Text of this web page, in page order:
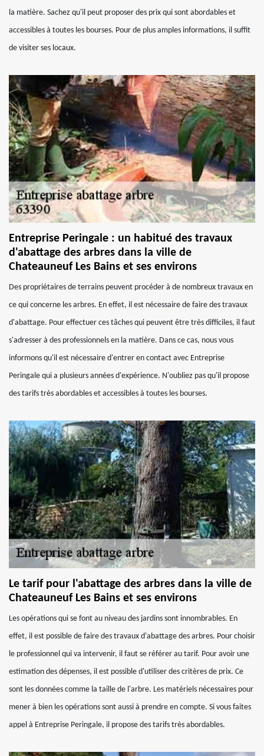
la matière. Sachez qu'il peut proposer des prix qui sont abordables et
accessibles à toutes les bourses. Pour de plus amples informations, il suffit
de visiter ses locaux.
Entreprise Peringale : un habitué des travaux
d'abattage des arbres dans la ville de
Chateauneuf Les Bains et ses environs
Des propriétaires de terrains peuvent procéder à de nombreux travaux en
ce qui concerne les arbres. En effet, il est nécessaire de faire des travaux
d'abattage. Pour effectuer ces tâches qui peuvent être très difficiles, il faut
s'adresser à des professionnels en la matière. Dans ce cas, nous vous
informons qu'il est nécessaire d'entrer en contact avec Entreprise
Peringale qui a plusieurs années d'expérience. N'oubliez pas qu'il propose
des tarifs très abordables et accessibles à toutes les bourses.
Le tarif pour l'abattage des arbres dans la ville de
Chateauneuf Les Bains et ses environs
Les opérations qui se font au niveau des jardins sont innombrables. En
effet, il est possible de faire des travaux d'abattage des arbres. Pour choisir
le professionnel qui va intervenir, il faut se référer au tarif. Pour avoir une
estimation des dépenses, il est possible d'utiliser des critères de prix. Ce
sont les données comme la taille de l'arbre. Les matériels nécessaires pour
mener à bien les opérations sont aussi à prendre en compte. Si vous faites
appel à Entreprise Peringale, il propose des tarifs très abordables.